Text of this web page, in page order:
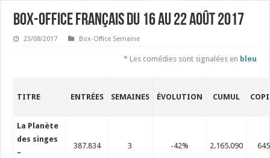
Box-office français du 16 au 22 août 2017
23/08/2017 Box-Office Semaine
* Les comédies sont signalées en bleu
TITRE ENTRÉES SEMAINES ÉVOLUTION CUMUL
La Planète
des singes
–
387.834 3 -42% 2.165.090 645